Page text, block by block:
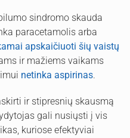
sindromo skauda
paracetamolis arba
apskaičiuoti šių vaistų
ir mažiems vaikams
netinka aspirinas.
ir stipresnių skausmą
gali nusiųsti į vis
kuriose efektyviai